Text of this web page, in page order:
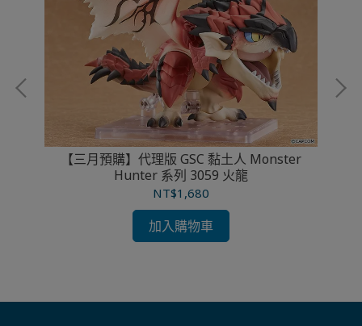
【三月預購】代理版 GSC 黏土人 Monster
Hunter 系列 3059 火龍
NT$1,680
加入購物車